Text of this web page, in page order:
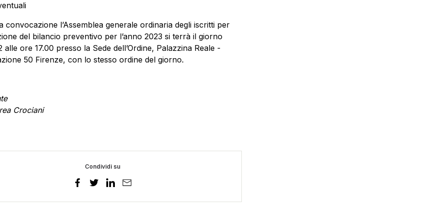
convocazione l’Assemblea generale ordinaria degli iscritti per
del bilancio preventivo per l’anno 2023 si terrà il giorno
alle ore 17.00 presso la Sede dell’Ordine, Palazzina Reale -
50 Firenze, con lo stesso ordine del giorno.
Crociani
Condividi su